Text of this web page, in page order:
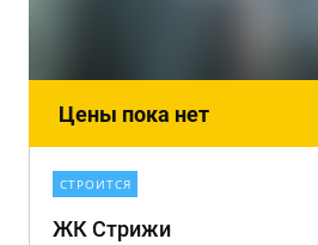
Цены пока нет
СТРОИТСЯ
ЖК Стрижи